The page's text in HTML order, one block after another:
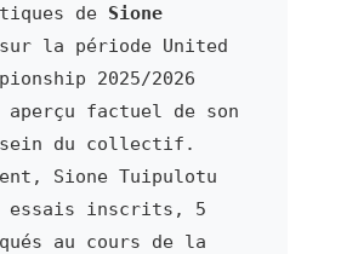
de Sione
la période United
2025/2026
factuel de son
sein du collectif.
Sione Tuipulotu
essais inscrits, 5
au cours de la